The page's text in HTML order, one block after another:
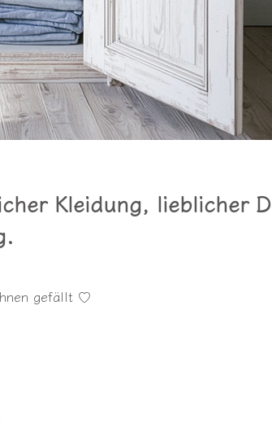
Kleidung, lieblicher
gefällt ♡